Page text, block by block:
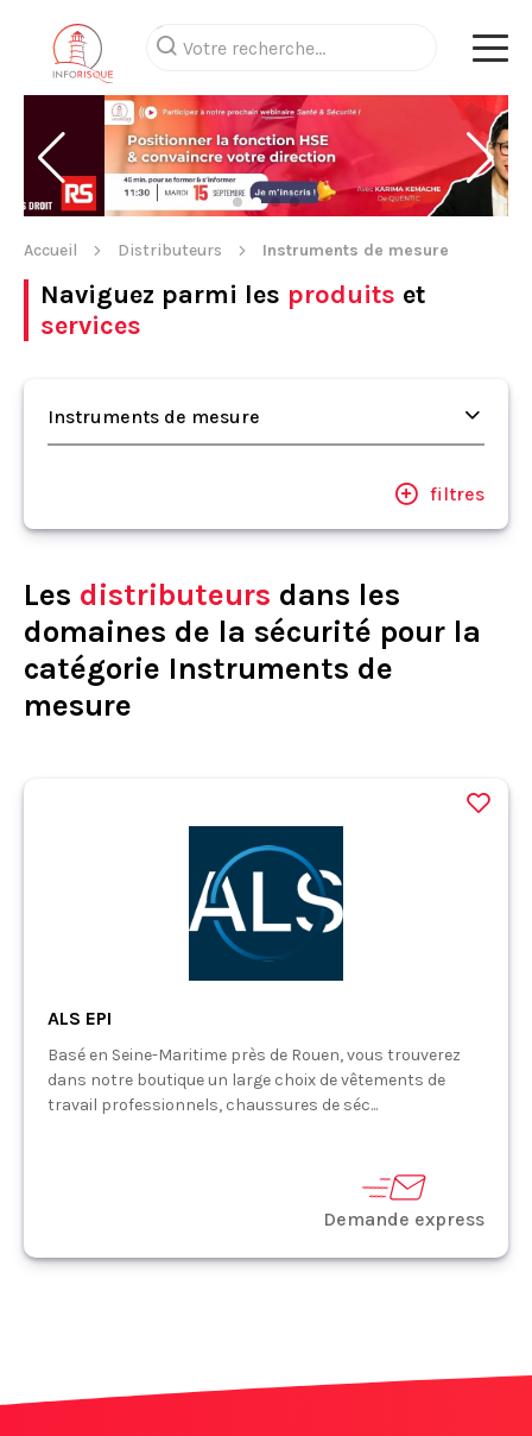
Accueil Distributeurs Instruments de mesure
Naviguez parmi les produits et
services
Instruments de mesure
filtres
Les distributeurs dans les
domaines de la sécurité pour la
catégorie Instruments de
mesure
ALS EPI
Basé en Seine-Maritime près de Rouen, vous trouverez
dans notre boutique un large choix de vêtements de
travail professionnels, chaussures de séc...
Demande express